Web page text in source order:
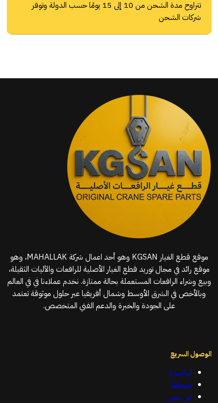
تتراوح مدة الشحن من 10 إلى 15 يومًا حسب الدولة وتوفر
شركات الشحن
موقع قطع الغيار KGSAN وهو أحد اعمال شركة MAHALLAK، وهو
موقع رائد في مجال توريد قطع الغيار الأصلية للرافعات والآليات الثقيلة،
وبيع وشراء الرافعات المستعملة بحالة ممتازة. نخدم عملاءنا في في العالم
وبالأخص في الشرق الأوسط وشمال أفريقيا عبر حلول موثوقة تعتمد
على الجودة والخبرة والدعم الفني المتخصص.
الوصول السريع
الرئيسية
خدماتنا
من نحن